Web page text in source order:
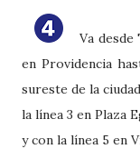
Va desde
en Providencia
sureste de la
la línea 3 en Plaza
y con la línea 5 en